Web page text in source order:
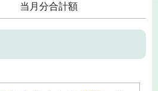
当月分合計額